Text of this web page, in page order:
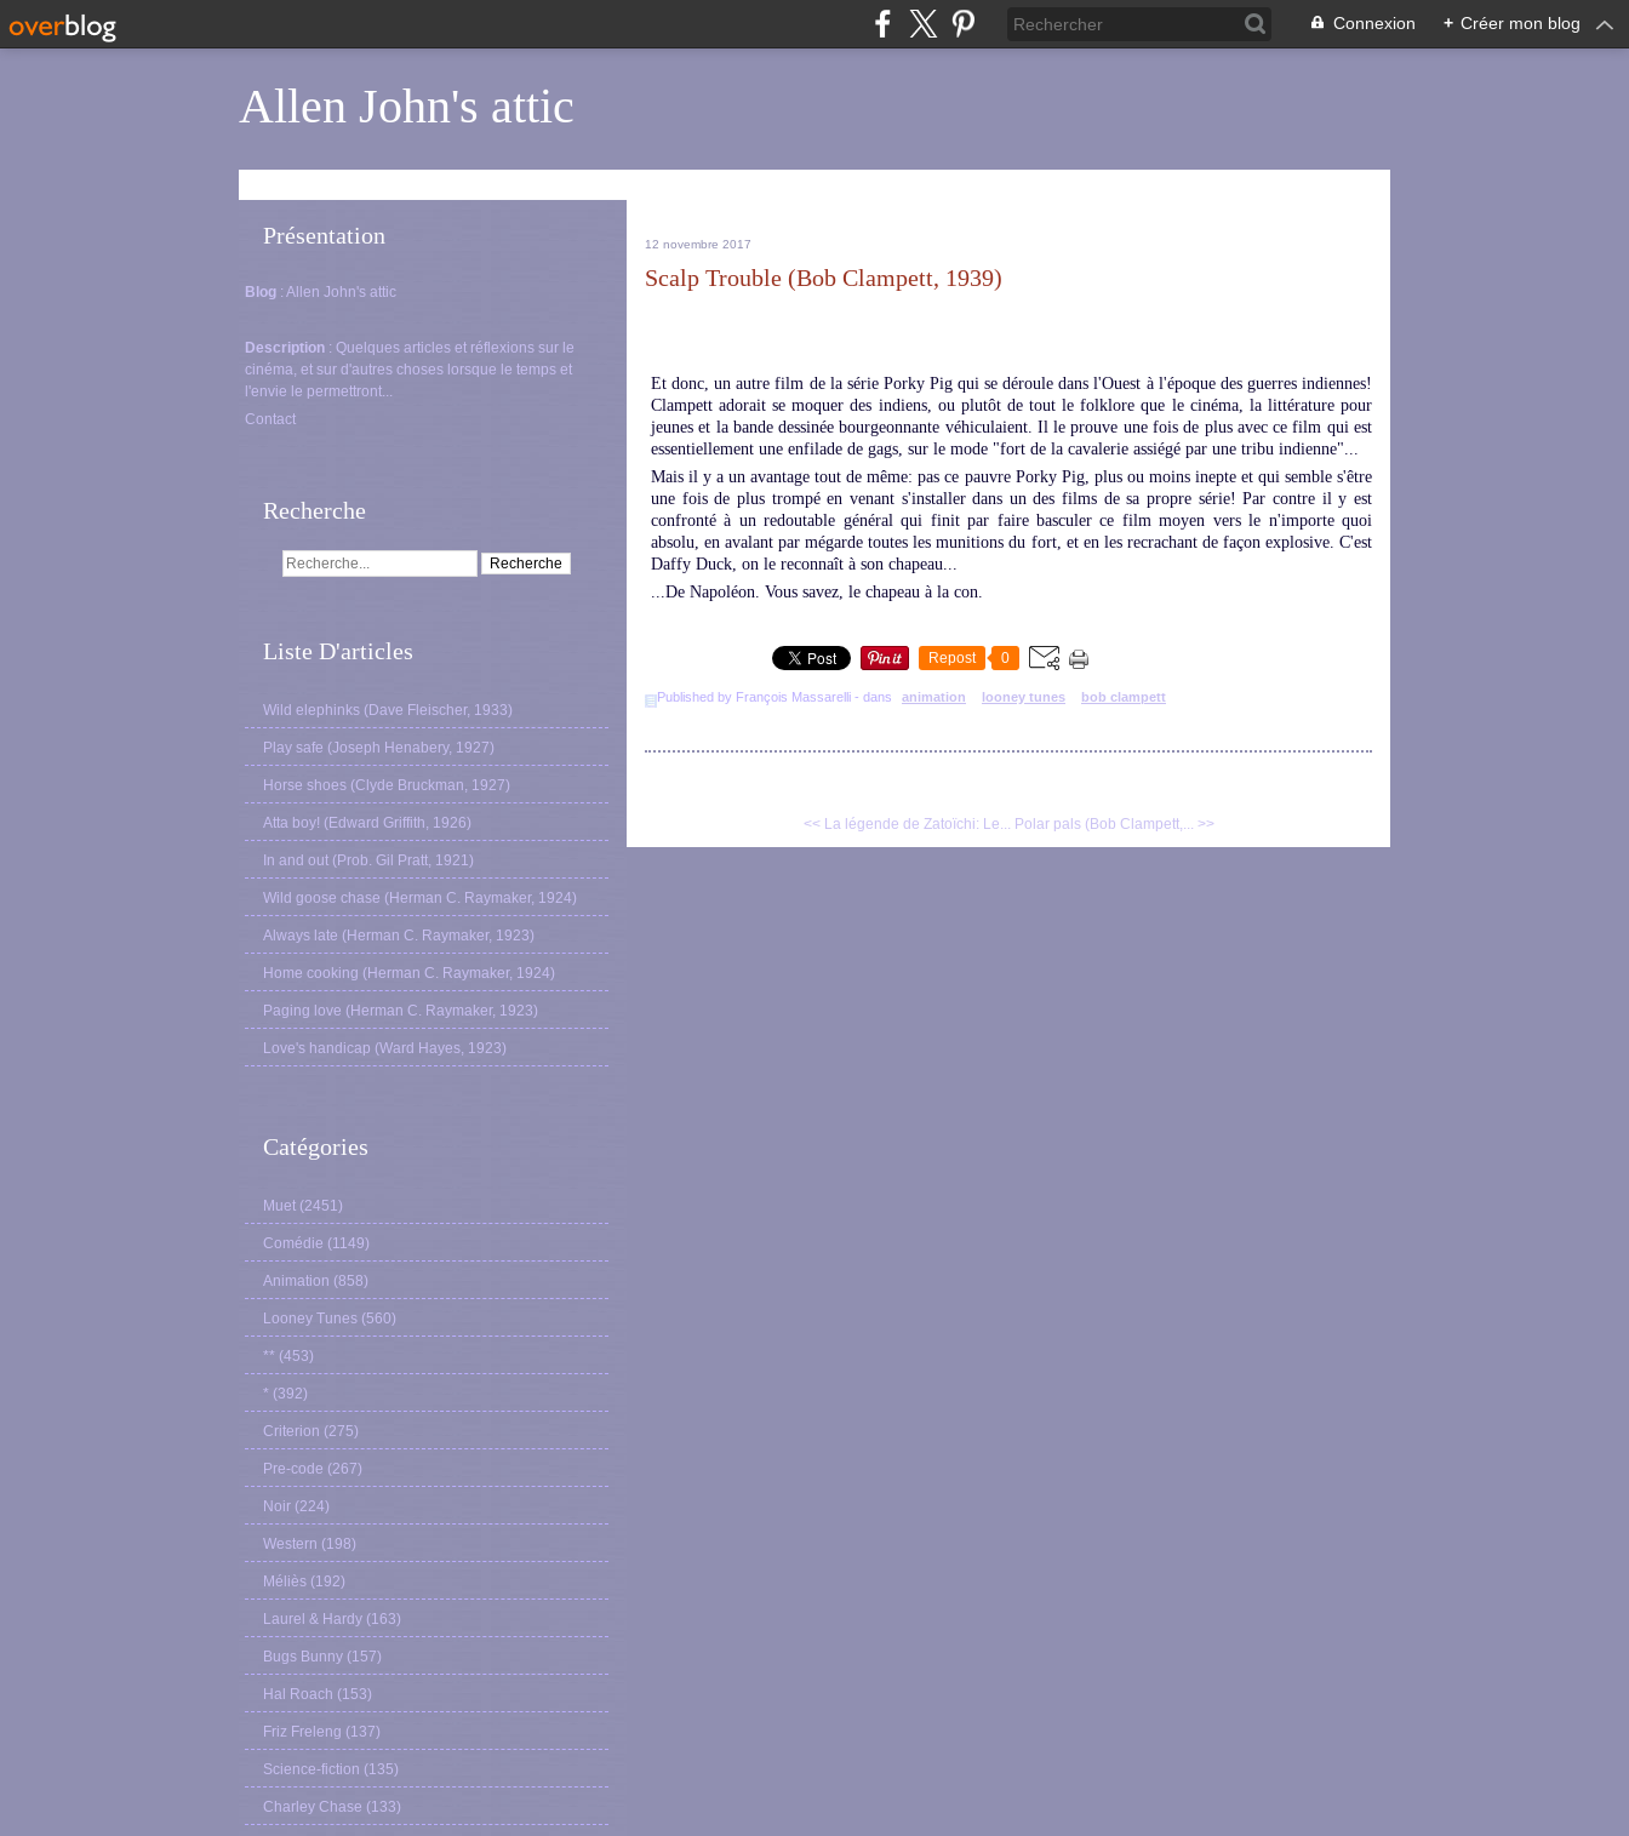
Connexion + Créer mon blog
Allen John's attic
Présentation
Blog : Allen John's attic
Description : Quelques articles et réflexions sur le
cinéma, et sur d'autres choses lorsque le temps et
l'envie le permettront...
Contact
Recherche
Liste D'articles
Wild elephinks (Dave Fleischer, 1933)
Play safe (Joseph Henabery, 1927)
Horse shoes (Clyde Bruckman, 1927)
Atta boy! (Edward Griffith, 1926)
In and out (Prob. Gil Pratt, 1921)
Wild goose chase (Herman C. Raymaker, 1924)
Always late (Herman C. Raymaker, 1923)
Home cooking (Herman C. Raymaker, 1924)
Paging love (Herman C. Raymaker, 1923)
Love's handicap (Ward Hayes, 1923)
Catégories
Muet (2451)
Comédie (1149)
Animation (858)
Looney Tunes (560)
** (453)
* (392)
Criterion (275)
Pre-code (267)
Noir (224)
Western (198)
Méliès (192)
Laurel & Hardy (163)
Bugs Bunny (157)
Hal Roach (153)
Friz Freleng (137)
Science-fiction (135)
Charley Chase (133)
12 novembre 2017
Scalp Trouble (Bob Clampett, 1939)
Et donc, un autre film de la série Porky Pig qui se déroule dans l'Ouest à l'époque des guerres indiennes!
Clampett adorait se moquer des indiens, ou plutôt de tout le folklore que le cinéma, la littérature pour
jeunes et la bande dessinée bourgeonnante véhiculaient. Il le prouve une fois de plus avec ce film qui est
essentiellement une enfilade de gags, sur le mode "fort de la cavalerie assiégé par une tribu indienne"...
Mais il y a un avantage tout de même: pas ce pauvre Porky Pig, plus ou moins inepte et qui semble s'être
une fois de plus trompé en venant s'installer dans un des films de sa propre série! Par contre il y est
confronté à un redoutable général qui finit par faire basculer ce film moyen vers le n'importe quoi
absolu, en avalant par mégarde toutes les munitions du fort, et en les recrachant de façon explosive. C'est
Daffy Duck, on le reconnaît à son chapeau...
...De Napoléon. Vous savez, le chapeau à la con.
Repost 0
Published by François Massarelli - dans animation looney tunes bob clampett
<< La légende de Zatoïchi: Le... Polar pals (Bob Clampett,... >>